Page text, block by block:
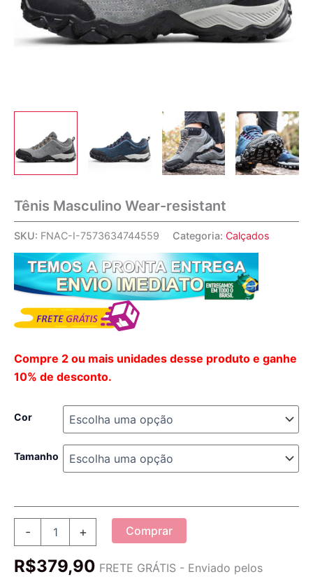
Tênis Masculino Wear-resistant
SKU: FNAC-I-7573634744559 Categoria: Calçados
Compre 2 ou mais unidades desse produto e ganhe
10% de desconto.
Cor
Tamanho
-
Masculino
resistant
+ Comprar
R$379,90 FRETE GRÁTIS - Enviado pelos